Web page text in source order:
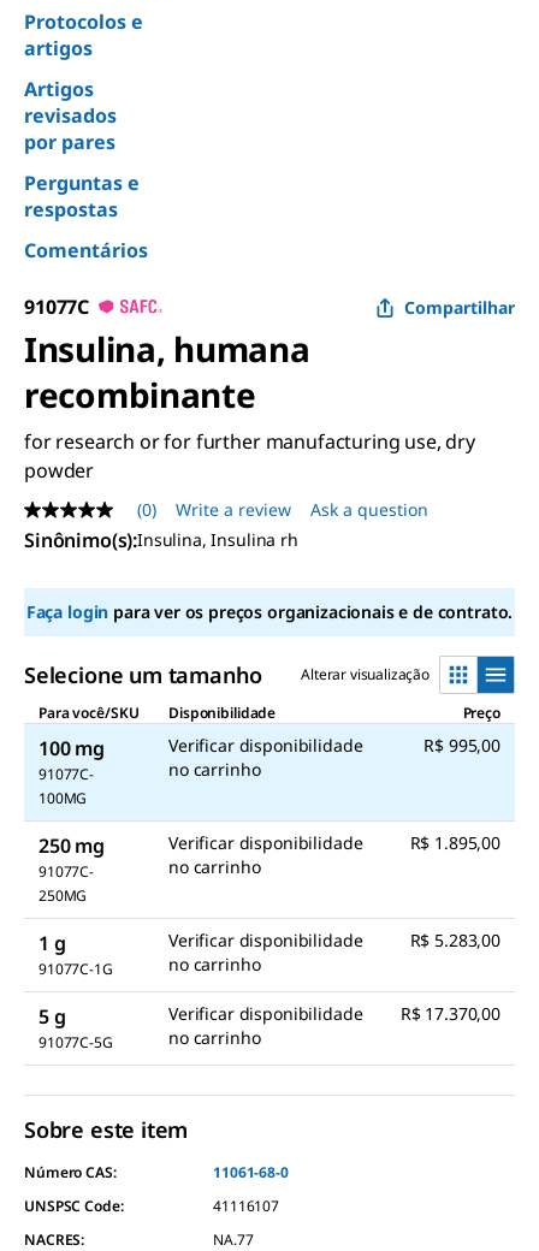
Protocolos e
artigos
Artigos
revisados
por pares
Perguntas e
respostas
Comentários
91077C Compartilhar
Insulina, humana
recombinante
for research or for further manufacturing use, dry
powder
No
rating
value
page
link.
(0) Write a review Ask a question
Sinônimo(s):Insulina, Insulina rh
Faça login para ver os preços organizacionais e de contrato.
Selecione um tamanho
Alterar visualização
Para você/SKU
Disponibilidade Preço
100 mg
91077C-
100MG
Verificar disponibilidade
no carrinho
R$ 995,00
250 mg
91077C-
250MG
Verificar disponibilidade
no carrinho
R$ 1.895,00
1 g
91077C-1G
Verificar disponibilidade
no carrinho
R$ 5.283,00
5 g
91077C-5G
Verificar disponibilidade
no carrinho
R$ 17.370,00
Sobre este item
Número CAS:
11061-68-0
UNSPSC Code:
41116107
NACRES:
NA.77